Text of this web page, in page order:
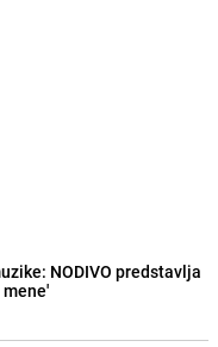
NODIVO predstavlja